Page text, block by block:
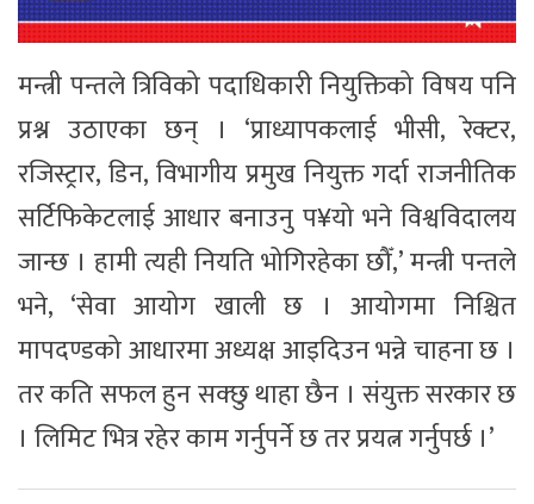
मन्त्री पन्तले त्रिविको पदाधिकारी नियुक्तिको विषय पनि
प्रश्न उठाएका छन् । ‘प्राध्यापकलाई भीसी, रेक्टर,
रजिस्ट्रार, डिन, विभागीय प्रमुख नियुक्त गर्दा राजनीतिक
सर्टिफिकेटलाई आधार बनाउनु प¥यो भने विश्वविदालय
जान्छ । हामी त्यही नियति भोगिरहेका छौँ,’ मन्त्री पन्तले
भने, ‘सेवा आयोग खाली छ । आयोगमा निश्चित
मापदण्डको आधारमा अध्यक्ष आइदिउन भन्ने चाहना छ ।
तर कति सफल हुन सक्छु थाहा छैन । संयुक्त सरकार छ
। लिमिट भित्र रहेर काम गर्नुपर्ने छ तर प्रयत्न गर्नुपर्छ ।’